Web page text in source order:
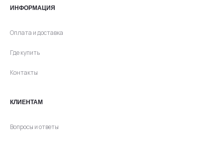
ИНФОРМАЦИЯ
Оплата и доставка
Где купить
Контакты
КЛИЕНТАМ
Вопросы и ответы